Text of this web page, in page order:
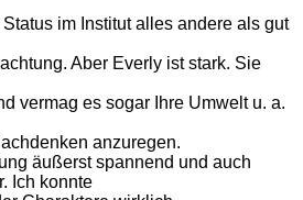
im Institut alles andere als gut
Aber Everly ist stark. Sie
vermag es sogar Ihre Umwelt u. a.
anzuregen.
äußerst spannend und auch
Ich konnte